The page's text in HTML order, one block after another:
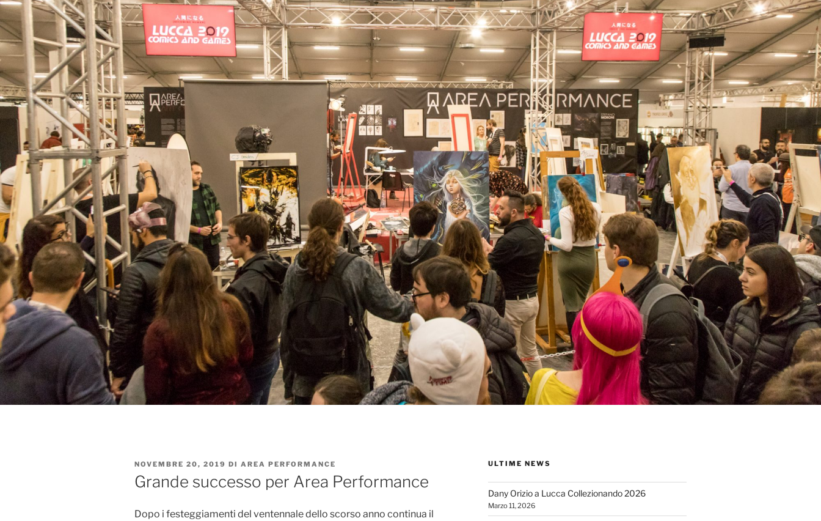
PUBBLICATO
IL
NOVEMBRE 20, 2019 DI AREA PERFORMANCE
Grande successo per Area Performance
Dopo i festeggiamenti del ventennale dello scorso anno continua il
ULTIME NEWS
Dany Orizio a Lucca Collezionando 2026
Marzo 11, 2026